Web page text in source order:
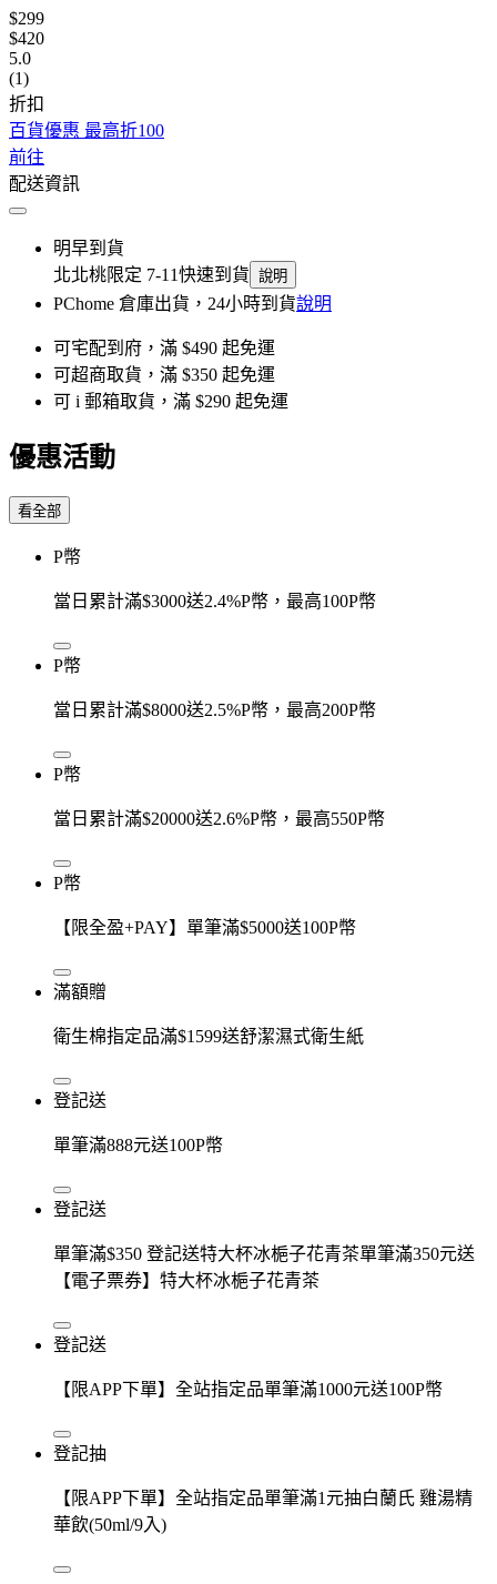
$299
$420
5.0
(1)
折扣
百貨優惠 最高折100
前往
配送資訊
明早到貨
北北桃限定 7-11快速到貨 說明
PChome 倉庫出貨，24小時到貨說明
可宅配到府，滿 $490 起免運
可超商取貨，滿 $350 起免運
可 i 郵箱取貨，滿 $290 起免運
優惠活動
看全部
P幣
當日累計滿$3000送2.4%P幣，最高100P幣
P幣
當日累計滿$8000送2.5%P幣，最高200P幣
P幣
當日累計滿$20000送2.6%P幣，最高550P幣
P幣
【限全盈+PAY】單筆滿$5000送100P幣
滿額贈
衛生棉指定品滿$1599送舒潔濕式衛生紙
登記送
單筆滿888元送100P幣
登記送
單筆滿$350 登記送特大杯冰梔子花青茶單筆滿350元送
【電子票券】特大杯冰梔子花青茶
登記送
【限APP下單】全站指定品單筆滿1000元送100P幣
登記抽
【限APP下單】全站指定品單筆滿1元抽白蘭氏 雞湯精
華飲(50ml/9入)